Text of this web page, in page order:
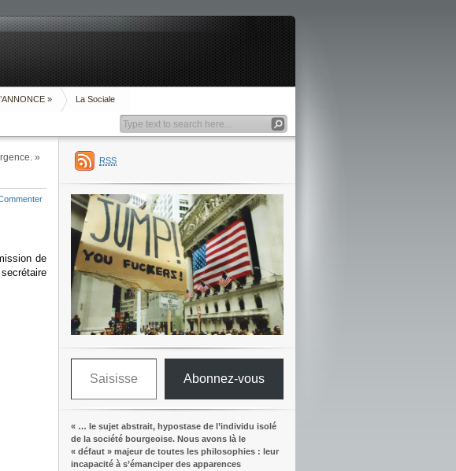
» La Sociale
»
de
RSS
Saisissez votre adresse e-mail…
Abonnez-vous
« … le sujet abstrait, hypostase de l’individu isolé
de la société bourgeoise. Nous avons là le
« défaut » majeur de toutes les philosophies : leur
incapacité à s’émanciper des apparences